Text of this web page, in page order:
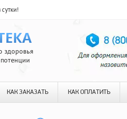
здоровья
КАК ЗАКАЗАТЬ КАК ОПЛАТИТЬ